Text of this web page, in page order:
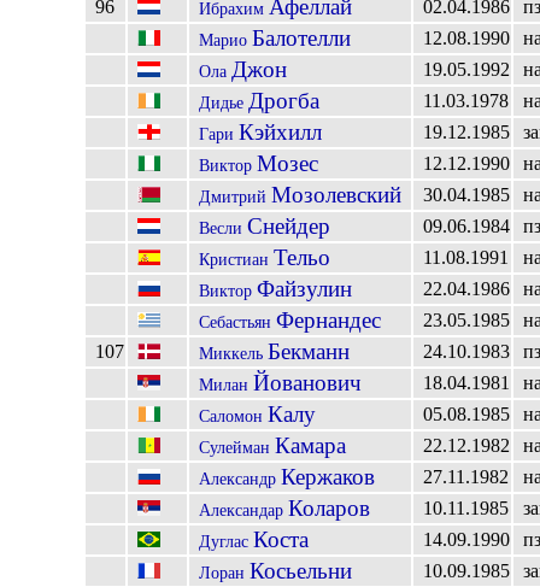
96 Ибрахим Афеллай 02.04.1986 пз
Марио Балотелли 12.08.1990
Ола Джон 19.05.1992
Дидье Дрогба 11.03.1978
Гари Кэйхилл 19.12.1985
Виктор Мозес 12.12.1990
Дмитрий Мозолевский 30.04.1985
Весли Снейдер 09.06.1984 пз
Кристиан Тельо 11.08.1991
Виктор Файзулин 22.04.1986
Себастьян Фернандес 23.05.1985
107
Миккель Бекманн 24.10.1983 пз
Милан Йованович 18.04.1981
Саломон Калу 05.08.1985
Сулейман Камара 22.12.1982
Александр Кержаков 27.11.1982
Александар Коларов 10.11.1985
Дуглас Коста 14.09.1990 пз
Лоран Косьельни 10.09.1985